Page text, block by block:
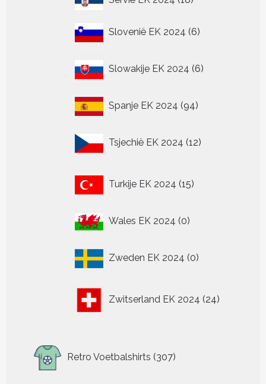
Slovenië EK 2024 66
Slowakije EK 2024 6
producten
Spanje EK 2024 9494
Tsjechië EK 2024 12
producten
Turkije EK 2024 15
producten
Wales EK 2024 00
Zweden EK 2024 0
producten
Zwitserland EK 2024 24
producten
Retro Voetbalshirts 307
producten